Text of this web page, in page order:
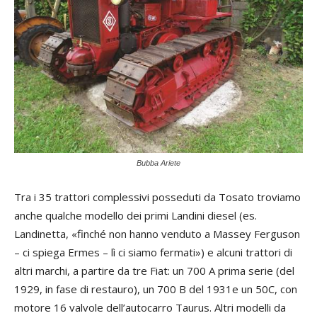
Bubba Ariete
Tra i 35 trattori complessivi posseduti da Tosato troviamo
anche qualche modello dei primi Landini diesel (es.
Landinetta, «finché non hanno venduto a Massey Ferguson
– ci spiega Ermes – lì ci siamo fermati») e alcuni trattori di
altri marchi, a partire da tre Fiat: un 700 A prima serie (del
1929, in fase di restauro), un 700 B del 1931e un 50C, con
motore 16 valvole dell’autocarro Taurus. Altri modelli da